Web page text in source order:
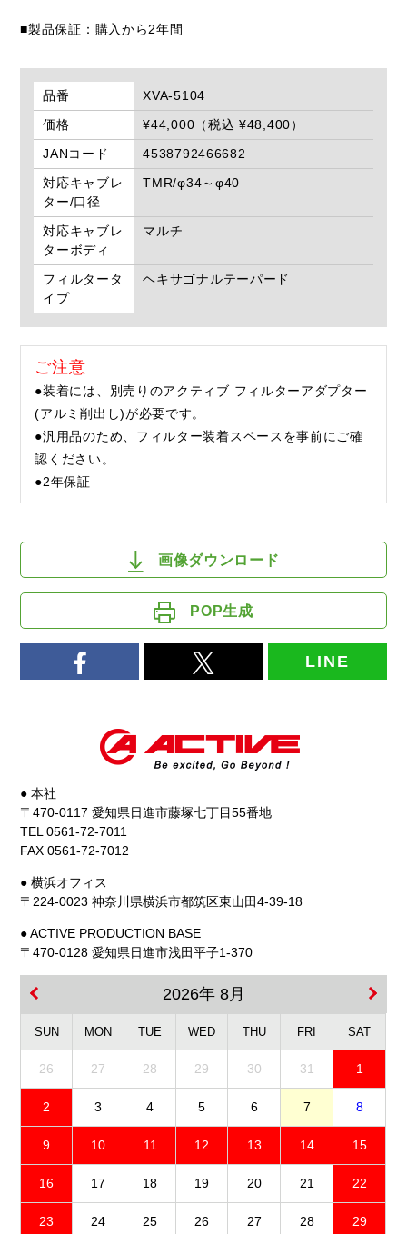
■製品保証：購入から2年間
品番
XVA-5104
価格
¥44,000（税込 ¥48,400）
JANコード
4538792466682
対応キャブレ
ター/口径
TMR/φ34～φ40
対応キャブレ
ターボディ
マルチ
フィルタータ
イプ
ヘキサゴナルテーパード
ご注意
●装着には、別売りのアクティブ フィルターアダプター
(アルミ削出し)が必要です。
●汎用品のため、フィルター装着スペースを事前にご確
認ください。
●2年保証
画像ダウンロード
POP生成
LINE
● 本社
〒470-0117 愛知県日進市藤塚七丁目55番地
TEL 0561-72-7011
FAX 0561-72-7012
● 横浜オフィス
〒224-0023 神奈川県横浜市都筑区東山田4-39-18
● ACTIVE PRODUCTION BASE
〒470-0128 愛知県日進市浅田平子1-370
2026年 8月
SUN MON TUE WED THU FRI SAT
26 27 28 29 30 31 1
2 3 4 5 6 7 8
9 10 11 12 13 14 15
16 17 18 19 20 21 22
23 24 25 26 27 28 29